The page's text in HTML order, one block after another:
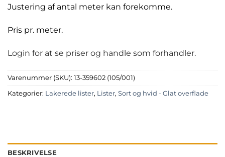
Justering af antal meter kan forekomme.
Pris pr. meter.
Login for at se priser og handle som forhandler.
Varenummer (SKU): 13-359602 (105/001)
Kategorier: Lakerede lister, Lister, Sort og hvid - Glat overflade
BESKRIVELSE